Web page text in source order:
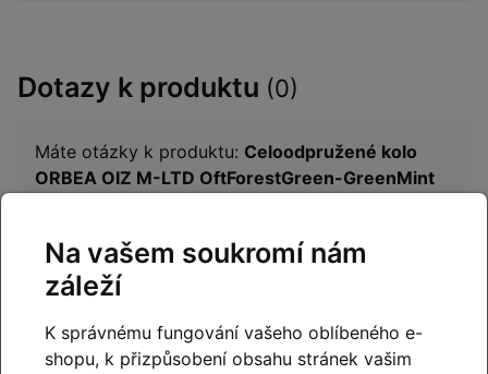
Dotazy k produktu (0)
Máte otázky k produktu: Celoodpružené kolo
ORBEA OIZ M-LTD OftForestGreen-GreenMint
Napište dotaz
Na vašem soukromí nám
záleží
K správnému fungování vašeho oblíbeného e-
shopu, k přizpůsobení obsahu stránek vašim